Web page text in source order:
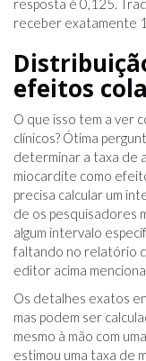
resposta é 0,125.
receber exatamente
efeitos
O que isso tem a ver
clínicos? Ótima
determinar a taxa de
miocardite como
precisa calcular um
de os pesquisadores
algum intervalo
faltando no relatório
editor acima
Os detalhes exatos
mas podem ser
mesmo à mão com
estimou uma taxa de